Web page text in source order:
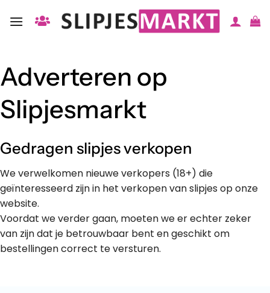
naar
Adverteren op
Slipjesmarkt
Gedragen slipjes verkopen
We verwelkomen nieuwe verkopers (18+) die
geïnteresseerd zijn in het verkopen van slipjes op onze
website.
Voordat we verder gaan, moeten we er echter zeker
van zijn dat je betrouwbaar bent en geschikt om
bestellingen correct te versturen.